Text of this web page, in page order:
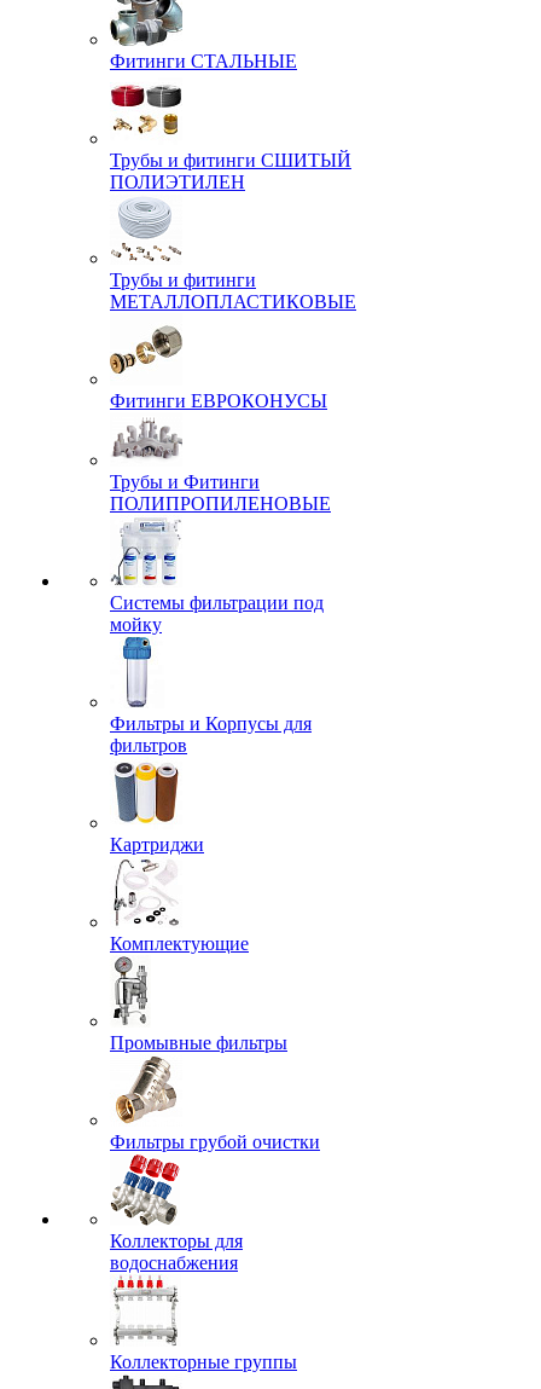
Фитинги СТАЛЬНЫЕ
Трубы и фитинги СШИТЫЙ
ПОЛИЭТИЛЕН
Трубы и фитинги
МЕТАЛЛОПЛАСТИКОВЫЕ
Фитинги ЕВРОКОНУСЫ
Трубы и Фитинги
ПОЛИПРОПИЛЕНОВЫЕ
Системы фильтрации под
мойку
Фильтры и Корпусы для
фильтров
Картриджи
Комплектующие
Промывные фильтры
Фильтры грубой очистки
Коллекторы для
водоснабжения
Коллекторные группы